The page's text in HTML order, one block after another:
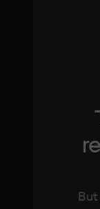
Nvidia